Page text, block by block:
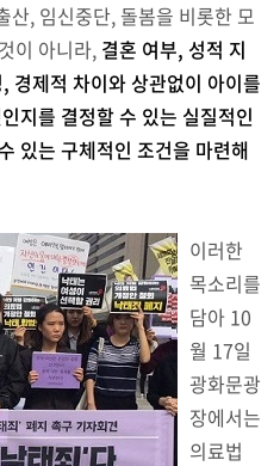
산, 임신중단, 돌봄을 비롯한 모
이 아니라, 결혼 여부, 성적 지
경제적 차이와 상관없이 아이를
지를 결정할 수 있는 실질적인
있는 구체적인 조건을 마련해
이러한
목소리를
담아 10
월 17일
광화문광
장에서는
의료법